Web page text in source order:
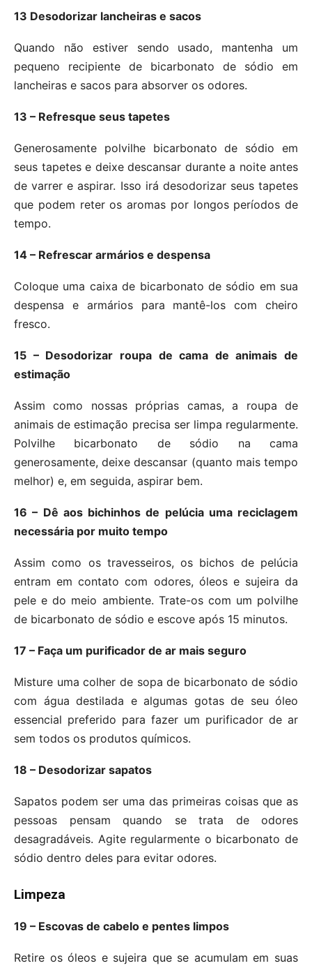
13 Desodorizar lancheiras e sacos
Quando não estiver sendo usado, mantenha um
pequeno recipiente de bicarbonato de sódio em
lancheiras e sacos para absorver os odores.
13 – Refresque seus tapetes
Generosamente polvilhe bicarbonato de sódio em
seus tapetes e deixe descansar durante a noite antes
de varrer e aspirar. Isso irá desodorizar seus tapetes
que podem reter os aromas por longos períodos de
tempo.
14 – Refrescar armários e despensa
Coloque uma caixa de bicarbonato de sódio em sua
despensa e armários para mantê-los com cheiro
fresco.
15 – Desodorizar roupa de cama de animais de
estimação
Assim como nossas próprias camas, a roupa de
animais de estimação precisa ser limpa regularmente.
Polvilhe bicarbonato de sódio na cama
generosamente, deixe descansar (quanto mais tempo
melhor) e, em seguida, aspirar bem.
16 – Dê aos bichinhos de pelúcia uma reciclagem
necessária por muito tempo
Assim como os travesseiros, os bichos de pelúcia
entram em contato com odores, óleos e sujeira da
pele e do meio ambiente. Trate-os com um polvilhe
de bicarbonato de sódio e escove após 15 minutos.
17 – Faça um purificador de ar mais seguro
Misture uma colher de sopa de bicarbonato de sódio
com água destilada e algumas gotas de seu óleo
essencial preferido para fazer um purificador de ar
sem todos os produtos químicos.
18 – Desodorizar sapatos
Sapatos podem ser uma das primeiras coisas que as
pessoas pensam quando se trata de odores
desagradáveis. Agite regularmente o bicarbonato de
sódio dentro deles para evitar odores.
Limpeza
19 – Escovas de cabelo e pentes limpos
Retire os óleos e sujeira que se acumulam em suas